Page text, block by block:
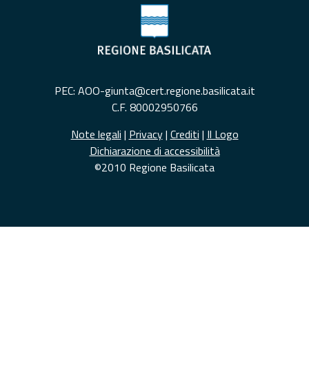
PEC: AOO-giunta@cert.regione.basilicata.it
C.F. 80002950766
Note legali | Privacy| Crediti | Il Logo
Dichiarazione di accessibilità
©2010 Regione Basilicata